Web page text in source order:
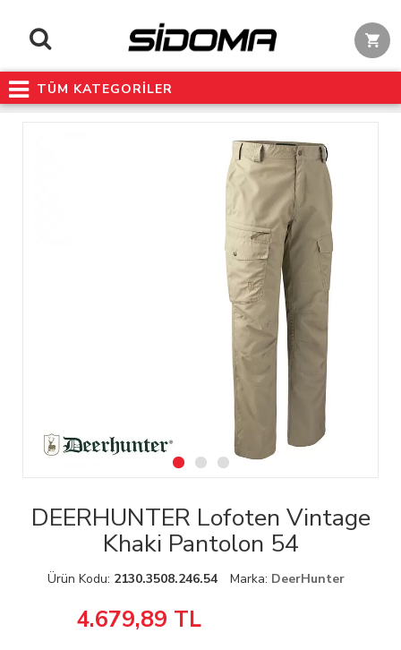
TÜM KATEGORİLER
DEERHUNTER Lofoten Vintage
Khaki Pantolon 54
Ürün Kodu: 2130.3508.246.54 Marka: DeerHunter
4.679,89 TL